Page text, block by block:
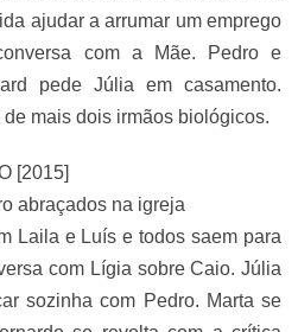
ajudar a arrumar um emprego
com a Mãe. Pedro e
pede Júlia em casamento.
mais dois irmãos biológicos.
[2015]
abraçados na igreja
Laila e Luís e todos saem para
com Lígia sobre Caio. Júlia
sozinha com Pedro. Marta se